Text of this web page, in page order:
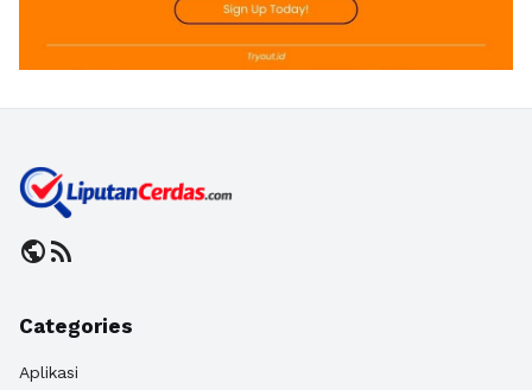
publicrss_feed
Categories
Aplikasi